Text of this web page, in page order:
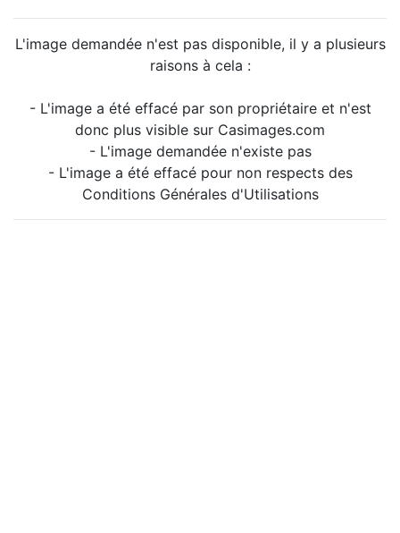
L'image demandée n'est pas disponible, il y a plusieurs
raisons à cela :
- L'image a été effacé par son propriétaire et n'est
donc plus visible sur Casimages.com
- L'image demandée n'existe pas
- L'image a été effacé pour non respects des
Conditions Générales d'Utilisations